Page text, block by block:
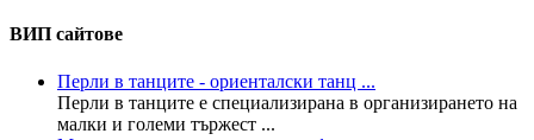
ВИП сайтове
Перли в танците - ориенталски танц ...
Перли в танците е специализирана в организирането на
малки и големи тържест ...